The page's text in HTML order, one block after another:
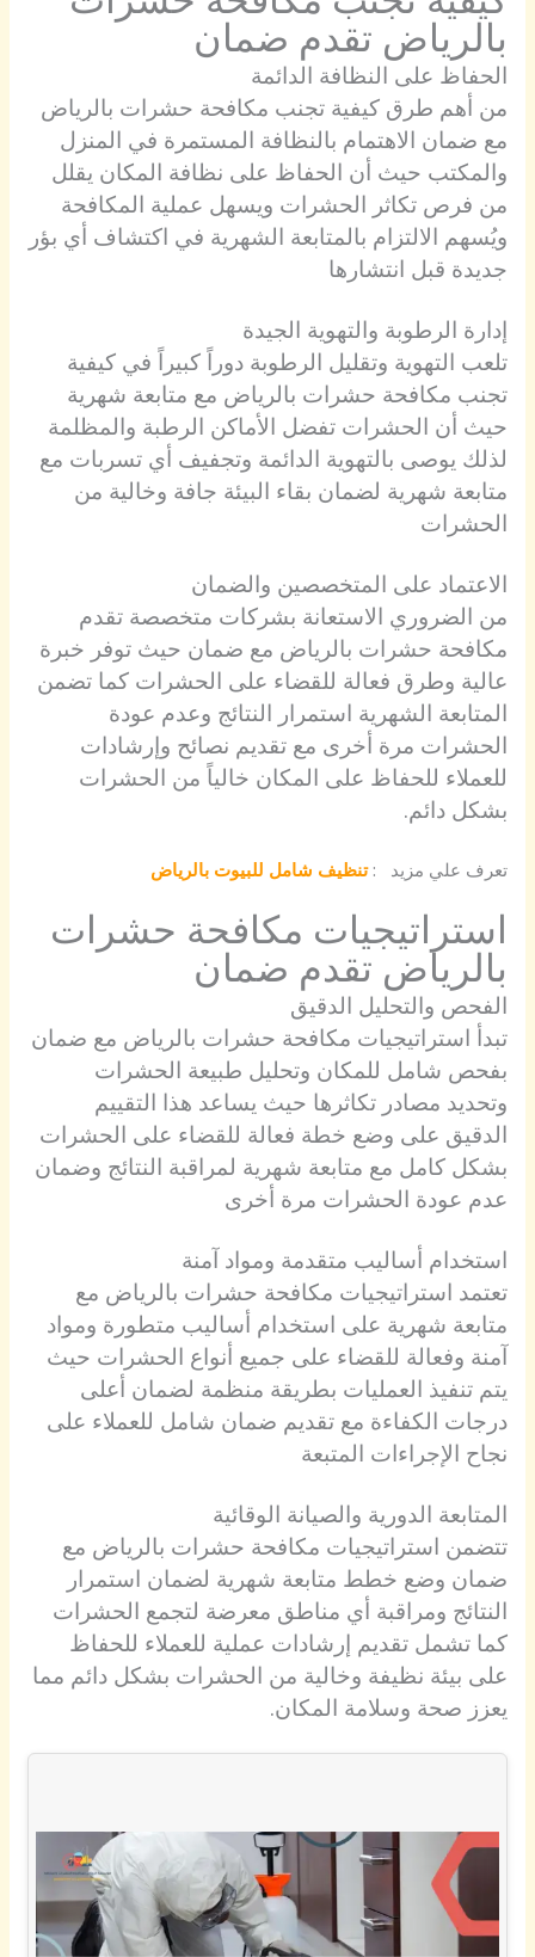
بالرياض تقدم ضمان
الحفاظ على النظافة الدائمة
من أهم طرق كيفية تجنب مكافحة حشرات بالرياض
مع ضمان الاهتمام بالنظافة المستمرة في المنزل
والمكتب حيث أن الحفاظ على نظافة المكان يقلل
من فرص تكاثر الحشرات ويسهل عملية المكافحة
ويُسهم الالتزام بالمتابعة الشهرية في اكتشاف أي بؤر
جديدة قبل انتشارها
إدارة الرطوبة والتهوية الجيدة
تلعب التهوية وتقليل الرطوبة دوراً كبيراً في كيفية
تجنب مكافحة حشرات بالرياض مع متابعة شهرية
حيث أن الحشرات تفضل الأماكن الرطبة والمظلمة
لذلك يوصى بالتهوية الدائمة وتجفيف أي تسربات مع
متابعة شهرية لضمان بقاء البيئة جافة وخالية من
الحشرات
الاعتماد على المتخصصين والضمان
من الضروري الاستعانة بشركات متخصصة تقدم
مكافحة حشرات بالرياض مع ضمان حيث توفر خبرة
عالية وطرق فعالة للقضاء على الحشرات كما تضمن
المتابعة الشهرية استمرار النتائج وعدم عودة
الحشرات مرة أخرى مع تقديم نصائح وإرشادات
للعملاء للحفاظ على المكان خالياً من الحشرات
بشكل دائم.
تعرف علي مزيد :تنظيف شامل للبيوت بالرياض
استراتيجيات مكافحة حشرات
بالرياض تقدم ضمان
الفحص والتحليل الدقيق
تبدأ استراتيجيات مكافحة حشرات بالرياض مع ضمان
بفحص شامل للمكان وتحليل طبيعة الحشرات
وتحديد مصادر تكاثرها حيث يساعد هذا التقييم
الدقيق على وضع خطة فعالة للقضاء على الحشرات
بشكل كامل مع متابعة شهرية لمراقبة النتائج وضمان
عدم عودة الحشرات مرة أخرى
استخدام أساليب متقدمة ومواد آمنة
تعتمد استراتيجيات مكافحة حشرات بالرياض مع
متابعة شهرية على استخدام أساليب متطورة ومواد
آمنة وفعالة للقضاء على جميع أنواع الحشرات حيث
يتم تنفيذ العمليات بطريقة منظمة لضمان أعلى
درجات الكفاءة مع تقديم ضمان شامل للعملاء على
نجاح الإجراءات المتبعة
المتابعة الدورية والصيانة الوقائية
تتضمن استراتيجيات مكافحة حشرات بالرياض مع
ضمان وضع خطط متابعة شهرية لضمان استمرار
النتائج ومراقبة أي مناطق معرضة لتجمع الحشرات
كما تشمل تقديم إرشادات عملية للعملاء للحفاظ
على بيئة نظيفة وخالية من الحشرات بشكل دائم مما
يعزز صحة وسلامة المكان.